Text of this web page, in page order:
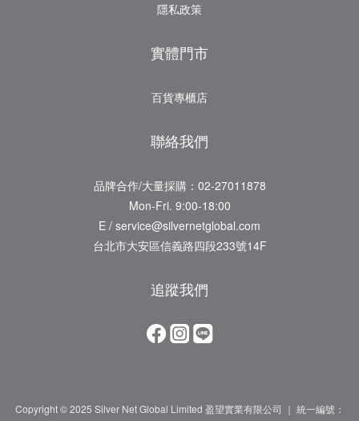
隱私政策
實體門市
百貨專櫃店
聯絡我們
品牌合作/大量採購：02-27011878
Mon-Fri. 9:00-18:00
E / service@silvernetglobal.com
台北市大安區信義路四段233號14F
追蹤我們
Copyright © 2025 Silver Net Global Limited 盈望實業有限公司 ｜ 統一編號：